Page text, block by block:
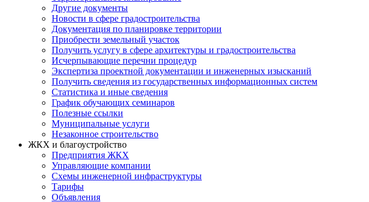
Другие документы
Новости в сфере градостроительства
Документация по планировке территории
Приобрести земельный участок
Получить услугу в сфере архитектуры и градостроительства
Исчерпывающие перечни процедур
Экспертиза проектной документации и инженерных изысканий
Получить сведения из государственных информационных систем
Статистика и иные сведения
График обучающих семинаров
Полезные ссылки
Муниципальные услуги
Незаконное строительство
ЖКХ и благоустройство
Предприятия ЖКХ
Управляющие компании
Схемы инженерной инфраструктуры
Тарифы
Объявления